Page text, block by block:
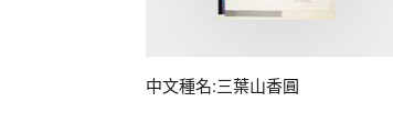
中文種名:三葉山香圓